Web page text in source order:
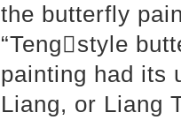
the butterfly
“Tengstyle
painting had its
Liang, or Liang